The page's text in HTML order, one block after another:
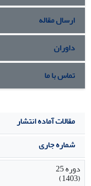
ارسال مقاله
داوران
تماس با ما
مقالات آماده انتشار
شماره جاری
دوره 25
(1403)